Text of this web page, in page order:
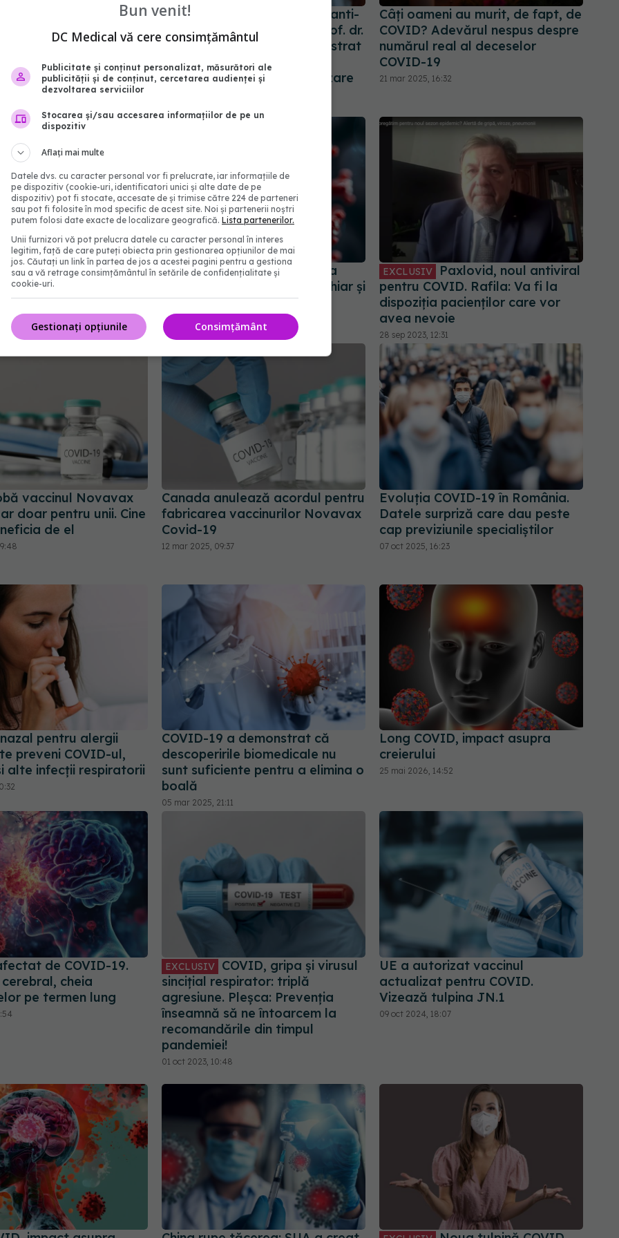
anti-COVID-19,
de FDA pentru
peste 65 de ani
EXCLUSIV
Tratamentul oral anti-
COVID, ce trebuie să știi. Prof. dr.
Aysel Florescu: Este demonstrat
ca eficiență virală. A redus
foarte mult riscul de spitalizare
Câți oameni au murit, de fapt, de
COVID? Adevărul nespus despre
numărul real al deceselor
COVID-19
21 mar 2025, 16:32
variantă COVID
infecțiile. Care
COVID, impact major asupra
creierului. Efectele vizibile chiar și
după 3 ani de la infectare
03 aug 2024, 14:12
EXCLUSIV
Paxlovid, noul antiviral
pentru COVID. Rafila: Va fi la
dispoziția pacienților care vor
avea nevoie
28 sep 2023, 12:31
vaccinul Novavax
doar pentru unii. Cine
de el
Canada anulează acordul pentru
fabricarea vaccinurilor Novavax
Covid-19
12 mar 2025, 09:37
Evoluția COVID-19 în România.
Datele surpriză care dau peste
cap previziunile specialiștilor
07 oct 2025, 16:23
pentru alergii
preveni COVID-ul,
alte infecții respiratorii
COVID-19 a demonstrat că
descoperirile biomedicale nu
sunt suficiente pentru a elimina o
boală
05 mar 2025, 21:11
Long COVID, impact asupra
creierului
25 mai 2026, 14:52
de COVID-19.
cheia
pe termen lung
EXCLUSIV
COVID, gripa și virusul
sincițial respirator: triplă
agresiune. Pleșca: Prevenția
înseamnă să ne întoarcem la
recomandările din timpul
pandemiei!
01 oct 2023, 10:48
UE a autorizat vaccinul
actualizat pentru COVID.
Vizează tulpina JN.1
09 oct 2024, 18:07
Bun venit!
DC Medical vă cere consimțământul
Publicitate și conținut personalizat, măsurători ale
publicității și de conținut, cercetarea audienței și
dezvoltarea serviciilor
Stocarea și/sau accesarea informațiilor de pe un
dispozitiv
Aflați mai multe
Datele dvs. cu caracter personal vor fi prelucrate, iar informațiile de
pe dispozitiv (cookie-uri, identificatori unici și alte date de pe
dispozitiv) pot fi stocate, accesate de și trimise către 224 de parteneri
sau pot fi folosite în mod specific de acest site. Noi și partenerii noștri
putem folosi date exacte de localizare geografică. Lista partenerilor.
Unii furnizori vă pot prelucra datele cu caracter personal în interes
legitim, față de care puteți obiecta prin gestionarea opțiunilor de mai
jos. Căutați un link în partea de jos a acestei pagini pentru a gestiona
sau a vă retrage consimțământul în setările de confidențialitate și
cookie-uri.
Consimțământ
Gestionați opțiunile